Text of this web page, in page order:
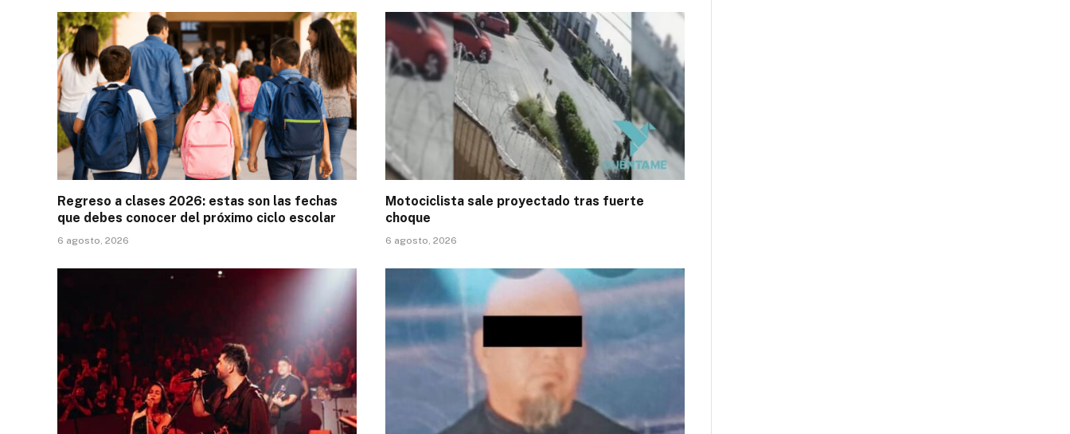
Regreso a clases 2026: estas son las fechas
que debes conocer del próximo ciclo escolar
6 agosto, 2026
Motociclista sale proyectado tras fuerte
choque
6 agosto, 2026